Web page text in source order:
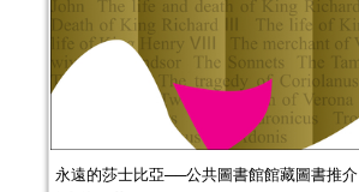
永遠的莎士比亞──公共圖書館館藏圖書推介